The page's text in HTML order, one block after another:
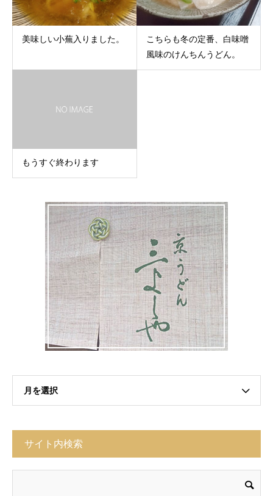
美味しい小蕪入りました。
こちらも冬の定番、白味噌
風味のけんちんうどん。
もうすぐ終わります
月を選択
サイト内検索